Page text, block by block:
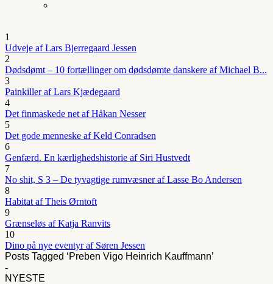
1
Udveje af Lars Bjerregaard Jessen
2
Dødsdømt – 10 fortællinger om dødsdømte danskere af Michael B...
3
Painkiller af Lars Kjædegaard
4
Det finmaskede net af Håkan Nesser
5
Det gode menneske af Keld Conradsen
6
Genfærd. En kærlighedshistorie af Siri Hustvedt
7
No shit, S 3 – De tyvagtige rumvæsner af Lasse Bo Andersen
8
Habitat af Theis Ørntoft
9
Grænseløs af Katja Ranvits
10
Dino på nye eventyr af Søren Jessen
Posts Tagged ‘Preben Vigo Heinrich Kauffmann’
-
NYESTE